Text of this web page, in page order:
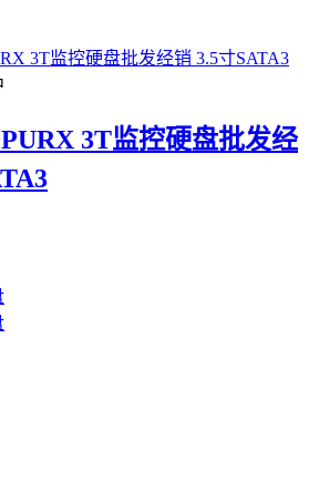
3T监控硬盘批发经